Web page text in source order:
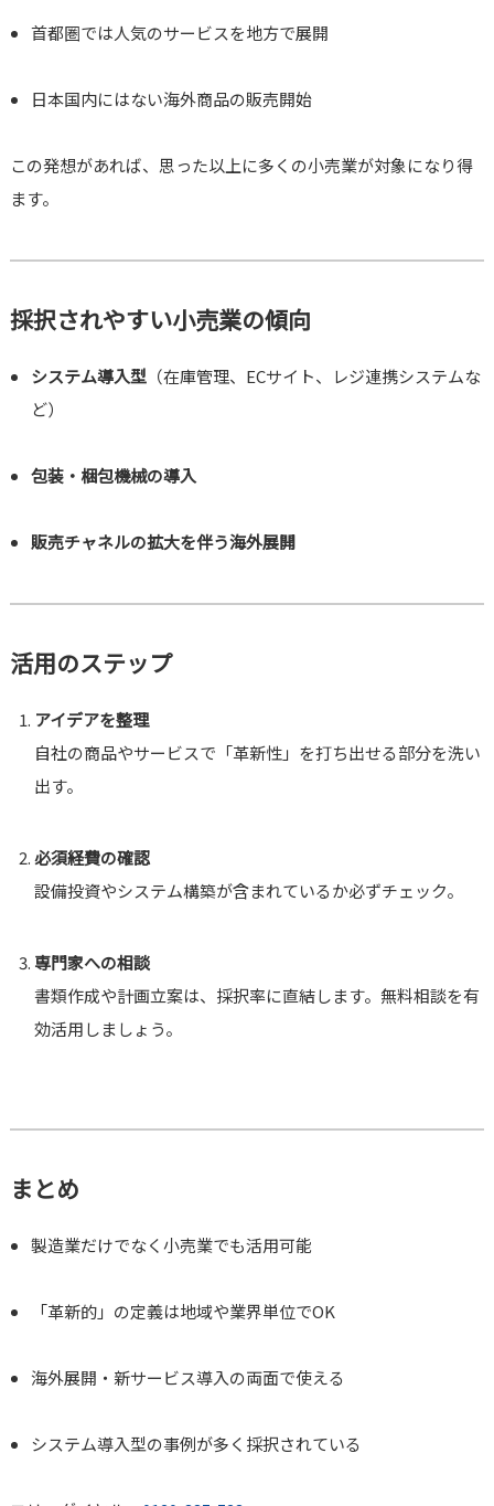
首都圏では人気のサービスを地方で展開
日本国内にはない海外商品の販売開始
この発想があれば、思った以上に多くの小売業が対象になり得
ます。
採択されやすい小売業の傾向
システム導入型 （在庫管理、ECサイト、レジ連携システムな
ど）
包装・梱包機械の導入
販売チャネルの拡大を伴う海外展開
活用のステップ
アイデアを整理
自社の商品やサービスで「革新性」を打ち出せる部分を洗い
出す。
必須経費の確認
設備投資やシステム構築が含まれているか必ずチェック。
専門家への相談
書類作成や計画立案は、採択率に直結します。無料相談を有
効活用しましょう。
まとめ
製造業だけでなく小売業でも活用可能
「革新的」の定義は地域や業界単位でOK
海外展開・新サービス導入の両面で使える
システム導入型の事例が多く採択されている